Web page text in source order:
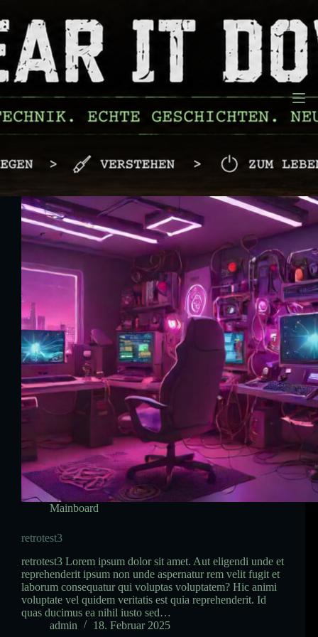
Inhalt
springen
Mainboard
retrotest3
retrotest3 Lorem ipsum dolor sit amet. Aut eligendi unde et
reprehenderit ipsum non unde aspernatur rem velit fugit et
laborum consequatur qui voluptas voluptatem? Hic animi
voluptate vel quidem veritatis est quia reprehenderit. Id
quas ducimus ea nihil iusto sed…
admin
18. Februar 2025